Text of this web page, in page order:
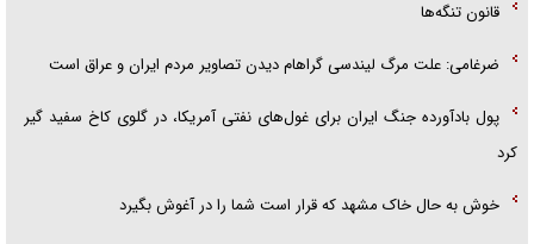
قانون تنگه‌ها
ضرغامی: علت مرگ لیندسی گراهام دیدن تصاویر مردم ایران و عراق است
پول بادآورده جنگ ایران برای غول‌های نفتی آمریکا، در گلوی کاخ سفید گیر
کرد
خوش به حال خاک مشهد که قرار است شما را در آغوش بگیرد